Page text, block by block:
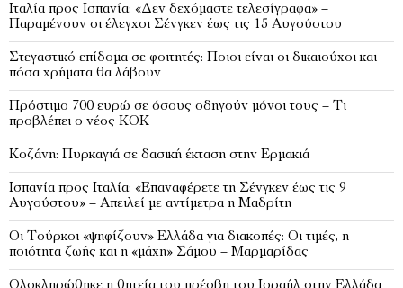
Ιταλία προς Ισπανία: «Δεν δεχόμαστε τελεσίγραφα» –
Παραμένουν οι έλεγχοι Σένγκεν έως τις 15 Αυγούστου
Στεγαστικό επίδομα σε φοιτητές: Ποιοι είναι οι δικαιούχοι και
πόσα χρήματα θα λάβουν
Πρόστιμο 700 ευρώ σε όσους οδηγούν μόνοι τους – Τι
προβλέπει ο νέος ΚΟΚ
Κοζάνη: Πυρκαγιά σε δασική έκταση στην Ερμακιά
Ισπανία προς Ιταλία: «Επαναφέρετε τη Σένγκεν έως τις 9
Αυγούστου» – Απειλεί με αντίμετρα η Μαδρίτη
Οι Τούρκοι «ψηφίζουν» Ελλάδα για διακοπές: Οι τιμές, η
ποιότητα ζωής και η «μάχη» Σάμου – Μαρμαρίδας
Ολοκληρώθηκε η θητεία του πρέσβη του Ισραήλ στην Ελλάδα